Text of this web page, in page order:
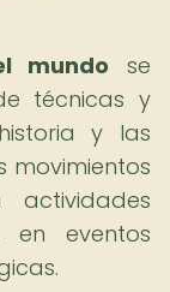
mundo se
técnicas y
y las
movimientos
en eventos